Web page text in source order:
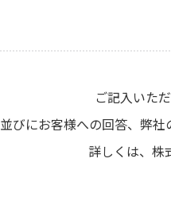
ご記入いた
並びにお客様への回答、弊社
詳しくは、株